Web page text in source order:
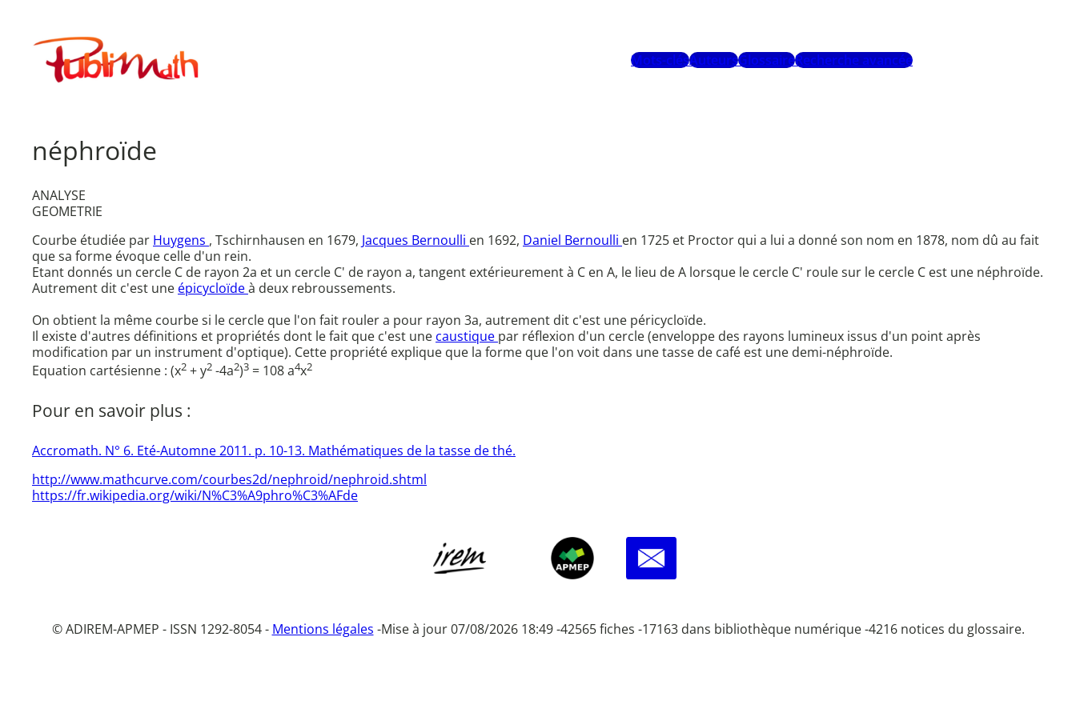
contenuPublimath
Mots-clésAuteursGlossaireRecherche avancée
néphroïde
ANALYSE
GEOMETRIE
Courbe étudiée par Huygens , Tschirnhausen en 1679, Jacques Bernoulli en 1692, Daniel Bernoulli en 1725 et Proctor qui a lui a donné son nom en 1878, nom dû au fait
que sa forme évoque celle d'un rein.
Etant donnés un cercle C de rayon 2a et un cercle C' de rayon a, tangent extérieurement à C en A, le lieu de A lorsque le cercle C' roule sur le cercle C est une néphroïde.
Autrement dit c'est une épicycloïdeà deux rebroussements.
On obtient la même courbe si le cercle que l'on fait rouler a pour rayon 3a, autrement dit c'est une péricycloïde.
Il existe d'autres définitions et propriétés dont le fait que c'est une caustique par réflexion d'un cercle (enveloppe des rayons lumineux issus d'un point après
modification par un instrument d'optique). Cette propriété explique que la forme que l'on voit dans une tasse de café est une demi-néphroïde.
Equation cartésienne : (x2 + y2 -4a2)3 = 108 a4x2
Pour en savoir plus :
Accromath. N° 6. Eté-Automne 2011. p. 10-13. Mathématiques de la tasse de thé.
http://www.mathcurve.com/courbes2d/nephroid/nephroid.shtml
https://fr.wikipedia.org/wiki/N%C3%A9phro%C3%AFde
© ADIREM-APMEP - ISSN 1292-8054 - Mentions légales -Mise à jour 07/08/2026 18:49 -42565 fiches -17163 dans bibliothèque numérique -4216 notices du glossaire.